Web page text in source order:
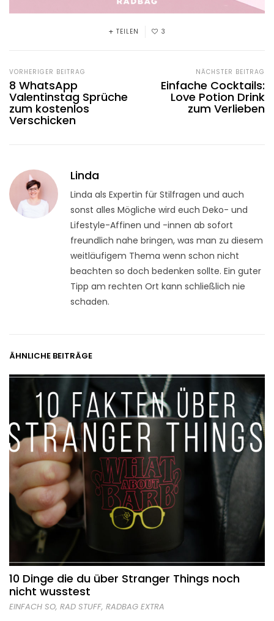
TEILEN 3
VORHERIGER BEITRAG
8 WhatsApp
Valentinstag Sprüche
zum kostenlos
Verschicken
NÄCHSTER BEITRAG
Einfache Cocktails:
Love Potion Drink
zum Verlieben
Linda
Linda als Expertin für Stilfragen und auch
sonst alles Mögliche wird euch Deko- und
Lifestyle-Affinen und -innen ab sofort
freundlich nahe bringen, was man zu diesem
weitläufigem Thema wenn schon nicht
beachten so doch bedenken sollte. Ein guter
Tipp am rechten Ort kann schließlich nie
schaden.
ÄHNLICHE BEITRÄGE
10 Dinge die du über Stranger Things noch
nicht wusstest
EINFACH SO, RAD STUFF, RADBAG EXTRA